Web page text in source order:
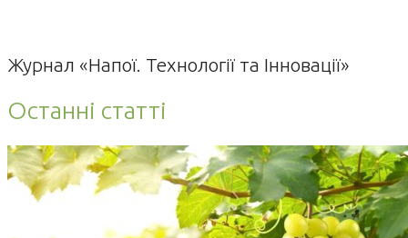
Журнал «Напої. Технології та Інновації»
Останні статті